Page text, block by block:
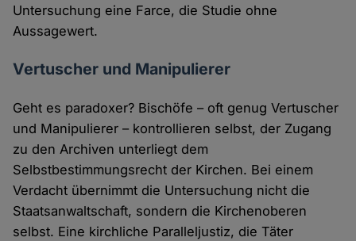
Untersuchung eine Farce, die Studie ohne
Aussagewert.
Vertuscher und Manipulierer
Geht es paradoxer? Bischöfe – oft genug Vertuscher
und Manipulierer – kontrollieren selbst, der Zugang
zu den Archiven unterliegt dem
Selbstbestimmungsrecht der Kirchen. Bei einem
Verdacht übernimmt die Untersuchung nicht die
Staatsanwaltschaft, sondern die Kirchenoberen
selbst. Eine kirchliche Paralleljustiz, die Täter